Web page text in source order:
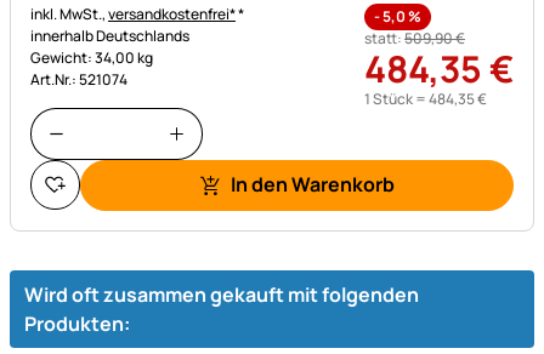
Steuerhinweis:
inkl. MwSt.,versandkostenfrei**
innerhalb Deutschlands
Gewicht: 34,00 kg
Art.Nr.: 521074
-5,0%
statt:509,90€
484,35 €
1 Stück =484,35€
In den Warenkorb
Wird oft zusammen gekauft mit folgenden
Produkten: